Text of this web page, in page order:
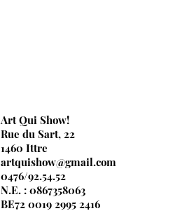
Art Qui Show!
Rue du Sart, 22
1460 Ittre
artquishow@gmail.com
0476/92.54.52
N.E. : 0867358063
BE72 0019 2995 2416